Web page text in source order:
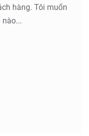
hàng. Tôi muốn